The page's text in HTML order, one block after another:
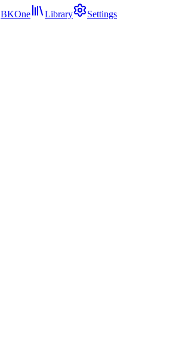
BKOne Library Settings